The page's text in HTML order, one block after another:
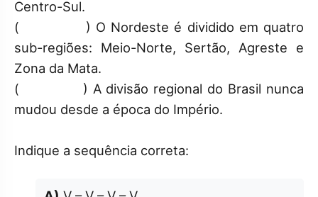
Centro-Sul.
( ) O Nordeste é dividido em quatro
sub-regiões: Meio-Norte, Sertão, Agreste e
Zona da Mata.
( ) A divisão regional do Brasil nunca
mudou desde a época do Império.
Indique a sequência correta: